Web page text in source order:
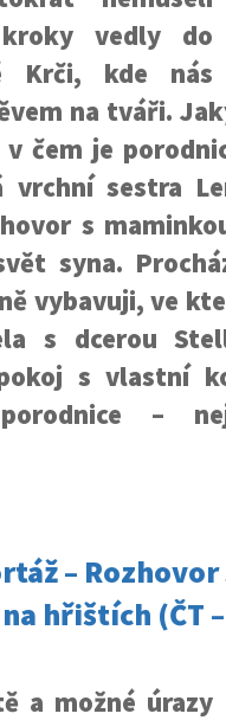
vedly do
Krči, kde nás
na tváři.
čem je
sestra
s
syna.
vybavuji, ve
s dcerou
s vlastní
–
–
hřištích (ČT
a možné úrazy